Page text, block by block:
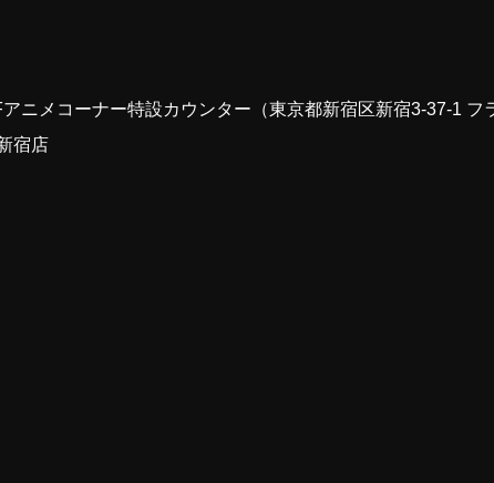
ニメコーナー特設カウンター（東京都新宿区新宿3-37-1 フ
宿店